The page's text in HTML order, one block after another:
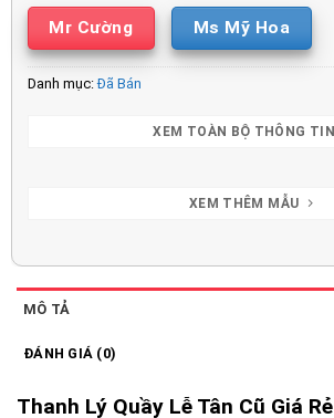
Mr Cường Ms Mỹ Hoa
Danh mục:Đã Bán
XEM TOÀN BỘ THÔNG TIN
XEM THÊM MẪU
MÔ TẢ
ĐÁNH GIÁ (0)
Thanh Lý Quầy Lễ Tân Cũ Giá Rẻ